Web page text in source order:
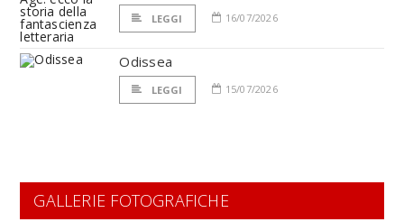
LEGGI 16/07/2026
Odissea
LEGGI 15/07/2026
GALLERIE FOTOGRAFICHE